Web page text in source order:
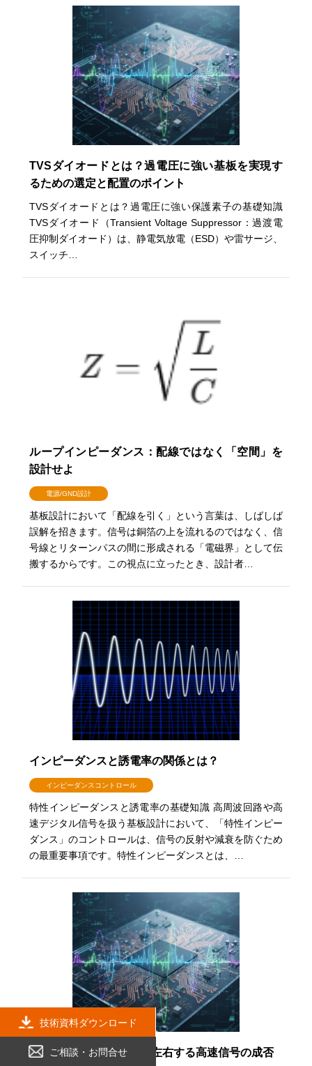
TVSダイオードとは？過電圧に強い基板を実現す
るための選定と配置のポイント
TVSダイオードとは？過電圧に強い保護素子の基礎知識
TVSダイオード（Transient Voltage Suppressor：過渡電
圧抑制ダイオード）は、静電気放電（ESD）や雷サージ、
スイッチ…
ループインピーダンス：配線ではなく「空間」を
設計せよ
電源/GND設計
基板設計において「配線を引く」という言葉は、しばしば
誤解を招きます。信号は銅箔の上を流れるのではなく、信
号線とリターンパスの間に形成される「電磁界」として伝
搬するからです。この視点に立ったとき、設計者…
インピーダンスと誘電率の関係とは？
インピーダンスコントロール
特性インピーダンスと誘電率の基礎知識 高周波回路や高
速デジタル信号を扱う基板設計において、「特性インピー
ダンス」のコントロールは、信号の反射や減衰を防ぐため
の最重要事項です。特性インピーダンスとは、…
PI解析とは？電源品質が左右する高速信号の成否
技術資料ダウンロード
ご相談・お問合せ